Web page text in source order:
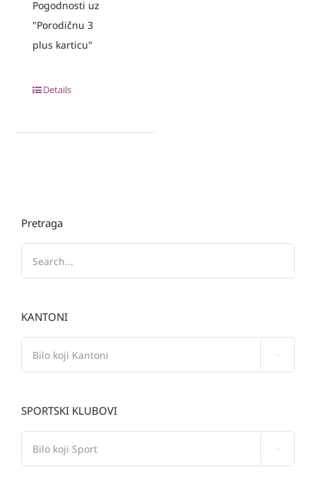
Pogodnosti uz
"Porodičnu 3
plus karticu"
Details
Pretraga
KANTONI
SPORTSKI KLUBOVI